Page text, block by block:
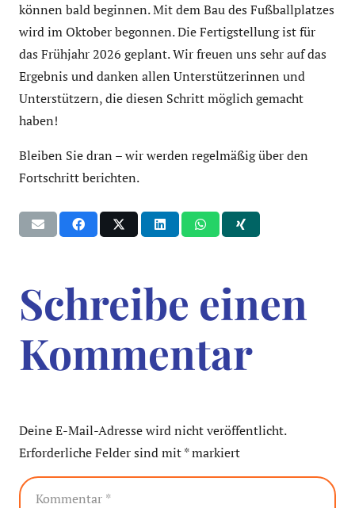
können bald beginnen. Mit dem Bau des Fußballplatzes
wird im Oktober begonnen. Die Fertigstellung ist für
das Frühjahr 2026 geplant. Wir freuen uns sehr auf das
Ergebnis und danken allen Unterstützerinnen und
Unterstützern, die diesen Schritt möglich gemacht
haben!
Bleiben Sie dran – wir werden regelmäßig über den
Fortschritt berichten.
Schreibe einen
Kommentar
Deine E-Mail-Adresse wird nicht veröffentlicht.
Erforderliche Felder sind mit*markiert